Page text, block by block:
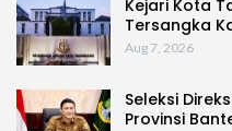
Kejari Kota
Tersangka
Aug 7, 2026
Seleksi
Provinsi